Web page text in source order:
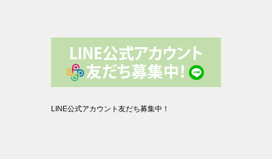
LINE公式アカウント友だち募集中！